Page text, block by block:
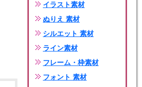
イラスト素材
ぬりえ 素材
シルエット 素材
ライン素材
フレーム・枠素材
フォント 素材